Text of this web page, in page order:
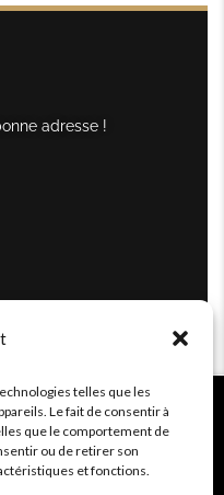
telles que les
Le fait de consentir à
que le comportement de
ou de retirer son
et fonctions.
adresse !